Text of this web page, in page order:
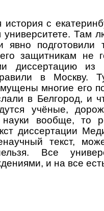
с
Там
подготовили
защитникам не
диссертацию из
в Москву.
многие его
в Белгород, и
учёные,
вообще, то
диссертации
текст,
Все
и на все